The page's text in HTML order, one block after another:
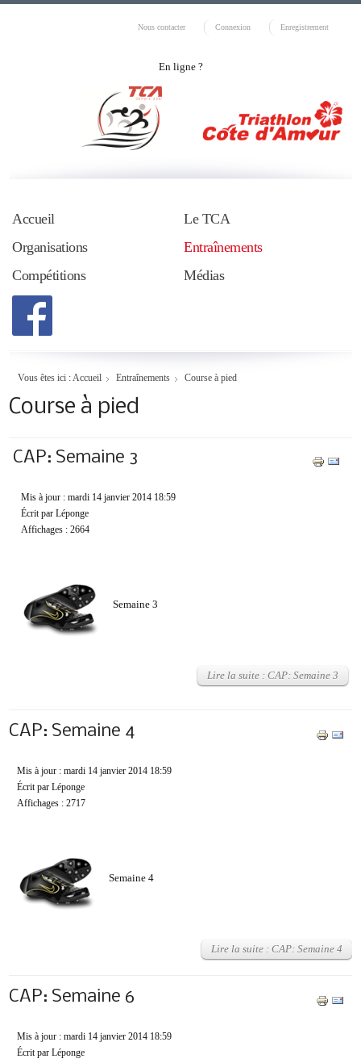
Nous contacter Connexion Enregistrement
En ligne ?
Accueil
Le TCA
Organisations
Entraînements
Compétitions
Médias
Vous êtes ici :Accueil Entraînements Course à pied
Course à pied
CAP: Semaine 3
Mis à jour : mardi 14 janvier 2014 18:59
Écrit par Léponge
Affichages : 2664
Semaine 3
Lire la suite : CAP: Semaine 3
CAP: Semaine 4
Mis à jour : mardi 14 janvier 2014 18:59
Écrit par Léponge
Affichages : 2717
Semaine 4
Lire la suite : CAP: Semaine 4
CAP: Semaine 6
Mis à jour : mardi 14 janvier 2014 18:59
Écrit par Léponge